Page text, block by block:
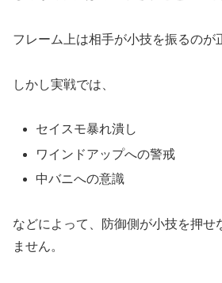
フレーム上は相手が小技を振るのが
しかし実戦では、
セイスモ暴れ潰し
ワインドアップへの警戒
中バニへの意識
などによって、防御側が小技を押せ
ません。